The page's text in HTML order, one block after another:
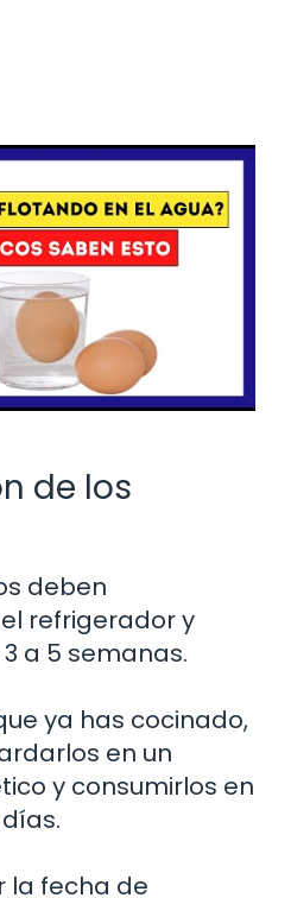
de los
deben
refrigerador y
a 5 semanas.
ya has cocinado,
en un
y consumirlos en
la fecha de